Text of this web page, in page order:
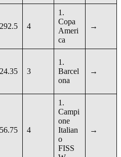
4
1.
Copa
Ameri
ca
→
3
1.
Barcel
ona
→
4
1.
Campi
one
Italian
o
FISS
→